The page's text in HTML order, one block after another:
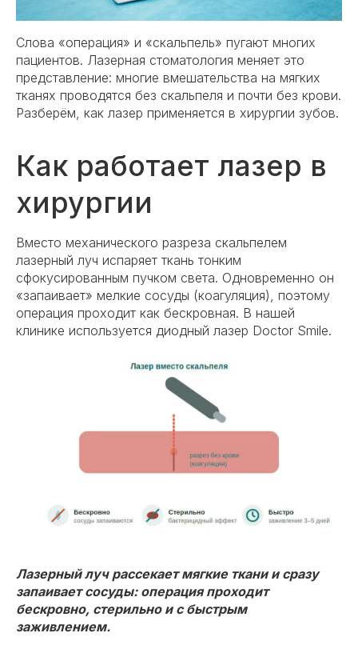
Слова «операция» и «скальпель» пугают многих
пациентов. Лазерная стоматология меняет это
представление: многие вмешательства на мягких
тканях проводятся без скальпеля и почти без крови.
Разберём, как лазер применяется в хирургии зубов.
Как работает лазер в
хирургии
Вместо механического разреза скальпелем
лазерный луч испаряет ткань тонким
сфокусированным пучком света. Одновременно он
«запаивает» мелкие сосуды (коагуляция), поэтому
операция проходит как бескровная. В нашей
клинике используется диодный лазер Doctor Smile.
Лазерный луч рассекает мягкие ткани и сразу
запаивает сосуды: операция проходит
бескровно, стерильно и с быстрым
заживлением.